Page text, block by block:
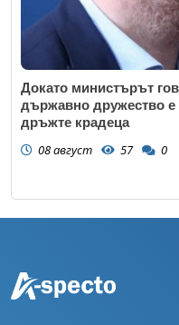
Докато министърът
държавно дружество е
дръжте крадеца
08 август 57 0